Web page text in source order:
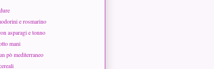
e rosmarino
asparagi e tonno
mani
pò mediterraneo